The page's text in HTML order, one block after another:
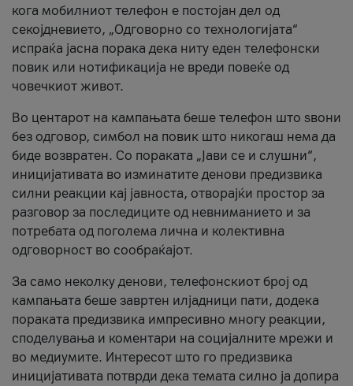
кога мобилниот телефон е постојан дел од
секојдневието, „Одговорно со технологијата“
испраќа јасна порака дека ниту еден телефонски
повик или нотификација не вреди повеќе од
човечкиот живот.
Во центарот на кампањата беше телефон што ѕвони
без одговор, симбол на повик што никогаш нема да
биде возвратен. Со пораката „Јави се и слушни“,
иницијативата во изминатите денови предизвика
силни реакции кај јавноста, отворајќи простор за
разговор за последиците од невниманието и за
потребата од поголема лична и колективна
одговорност во сообраќајот.
За само неколку денови, телефонскиот број од
кампањата беше завртен илјадници пати, додека
пораката предизвика импресивно многу реакции,
споделувања и коментари на социјалните мрежи и
во медиумите. Интересот што го предизвика
иницијативата потврди дека темата силно ја допира